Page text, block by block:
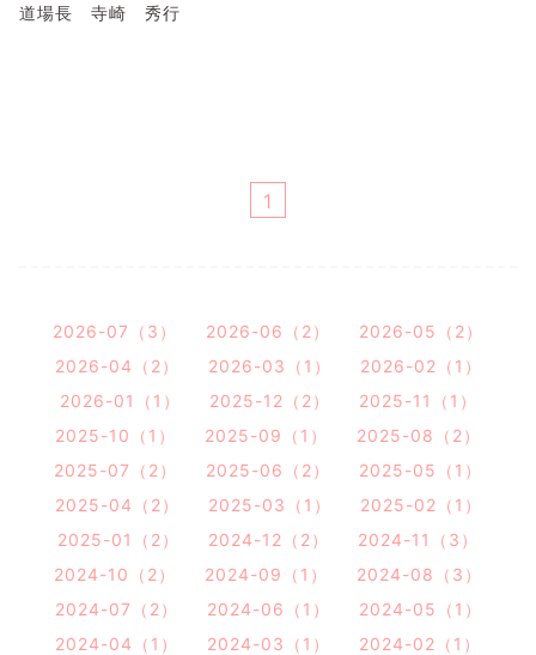
道場長 寺崎 秀行
1
2026-07（3） 2026-06（2）
2026-05（2）
2026-04（2）
2026-03（1）
2026-02（1）
2026-01（1）
2025-12（2）
2025-11（1）
2025-10（1）
2025-09（1）
2025-08（2）
2025-07（2）
2025-06（2）
2025-05（1）
2025-04（2）
2025-03（1）
2025-02（1）
2025-01（2）
2024-12（2）
2024-11（3）
2024-10（2）
2024-09（1）
2024-08（3）
2024-07（2）
2024-06（1）
2024-05（1）
2024-04（1）
2024-03（1）
2024-02（1）